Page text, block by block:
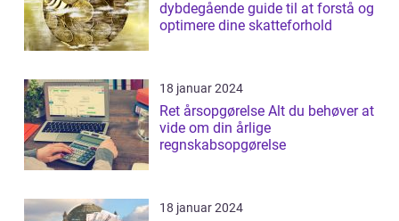
dybdegående guide til at forstå og
optimere dine skatteforhold
18 januar 2024
Ret årsopgørelse Alt du behøver at
vide om din årlige
regnskabsopgørelse
18 januar 2024